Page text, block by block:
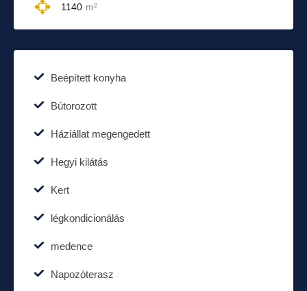
1140 m²
Beépített konyha
Bútorozott
Háziállat megengedett
Hegyi kilátás
Kert
légkondicionálás
medence
Napozóterasz